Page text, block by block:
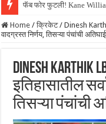
Shreyas Iyer कॅप्टन झाला!
Home / क्रिकेट / Dinesh
वादग्रस्त निर्णय, तिसऱ्या पंचांची
Dinesh Karthik
इतिहासातील
तिसऱ्या पंचांची